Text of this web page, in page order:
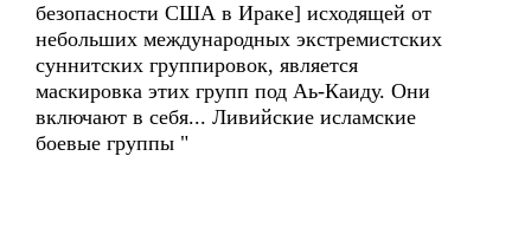
безопасности США в Ираке] исходящей от
небольших международных экстремистских
суннитских группировок, является
маскировка этих групп под Аь-Каиду. Они
включают в себя... Ливийские исламские
боевые группы "